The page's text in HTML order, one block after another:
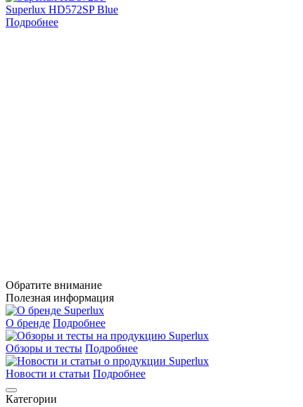
Superlux HD572SP Blue
Подробнее
Обратите внимание
Полезная информация
О бренде Подробнее
Обзоры и тесты Подробнее
Новости и статьи Подробнее
Категории